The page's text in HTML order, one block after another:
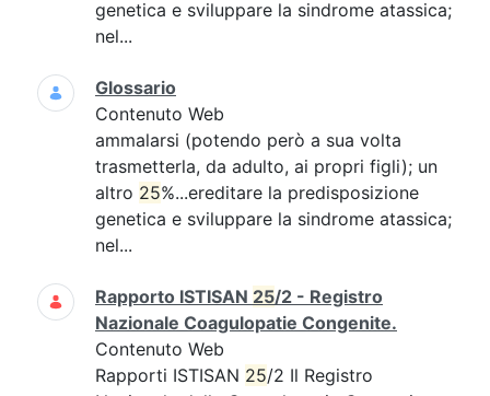
genetica e sviluppare la sindrome atassica;
nel...
Glossario
Contenuto Web
ammalarsi (potendo però a sua volta
trasmetterla, da adulto, ai propri figli); un
altro 25%...ereditare la predisposizione
genetica e sviluppare la sindrome atassica;
nel...
Rapporto ISTISAN 25/2 - Registro
Nazionale Coagulopatie Congenite.
Contenuto Web
Rapporti ISTISAN 25/2 Il Registro